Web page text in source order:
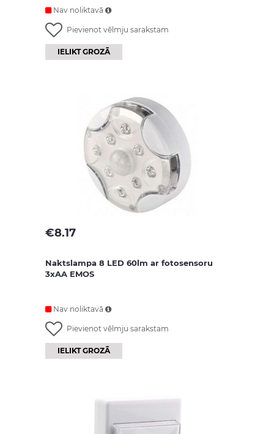
Nav noliktavā
Pievienot vēlmju sarakstam
IELIKT GROZĀ
€8.17
Naktslampa 8 LED 60lm ar fotosensoru
3xAA EMOS
Nav noliktavā
Pievienot vēlmju sarakstam
IELIKT GROZĀ